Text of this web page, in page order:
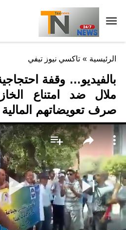
الرئيسية » تاكسي نيوز تيفي
بالفيديو… وقفة
ملال ضد امتناع
صرف تعويضاتهم